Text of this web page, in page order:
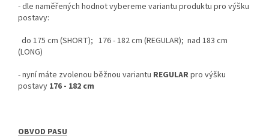
-dle naměřených hodnot vybereme variantu produktu pro výšku
postavy:
do 175 cm (SHORT); 176 - 182 cm (REGULAR); nad 183 cm
(LONG)
- nynímáte zvolenou běžnou variantu REGULARpro výšku
postavy 176 - 182 cm
OBVOD PASU